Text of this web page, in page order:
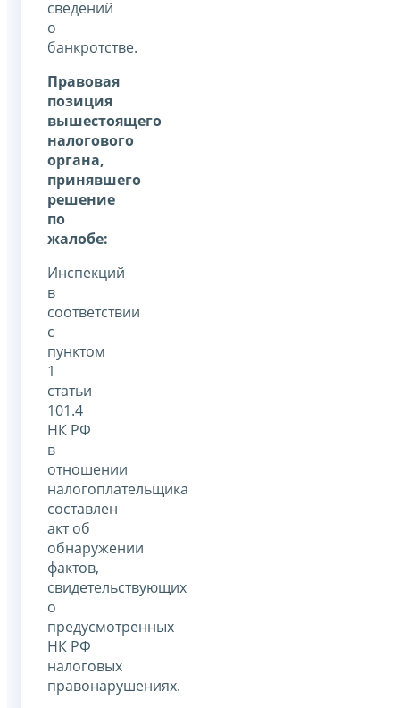
сведений
о
банкротстве.
Правовая
позиция
вышестоящего
налогового
органа,
принявшего
решение
по
жалобе:
Инспекций
в
соответствии
с
пунктом
1
статьи
101.4
НК РФ
в
отношении
налогоплательщика
составлен
акт об
обнаружении
фактов,
свидетельствующих
о
предусмотренных
НК РФ
налоговых
правонарушениях.